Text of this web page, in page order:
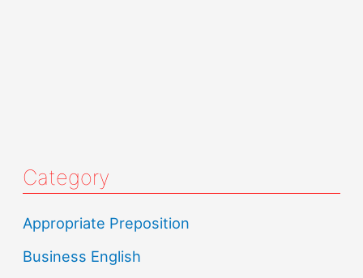
Category
Appropriate Preposition
Business English